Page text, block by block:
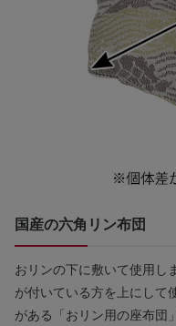
国産の六角リン布団
おリンの下に敷いて使用し
が付いている方を上にして
がある「おリン用の座布団